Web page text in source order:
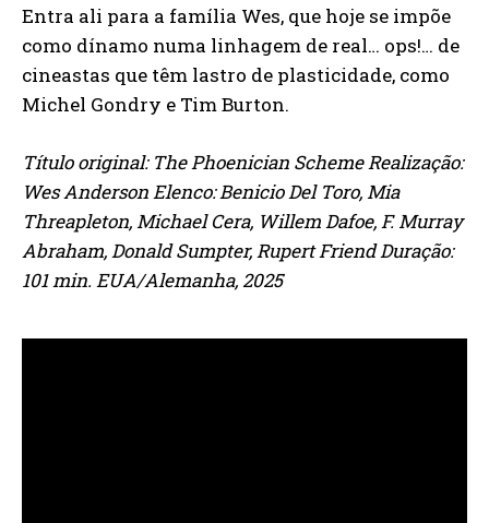
*
Entra ali para a família Wes, que hoje se impõe
como dínamo numa linhagem de real… ops!… de
cineastas que têm lastro de plasticidade, como
Michel Gondry e Tim Burton.
Título original: The Phoenician Scheme Realização:
Wes Anderson Elenco: Benicio Del Toro, Mia
Threapleton, Michael Cera, Willem Dafoe, F. Murray
Abraham, Donald Sumpter, Rupert Friend Duração:
101 min. EUA/Alemanha, 2025